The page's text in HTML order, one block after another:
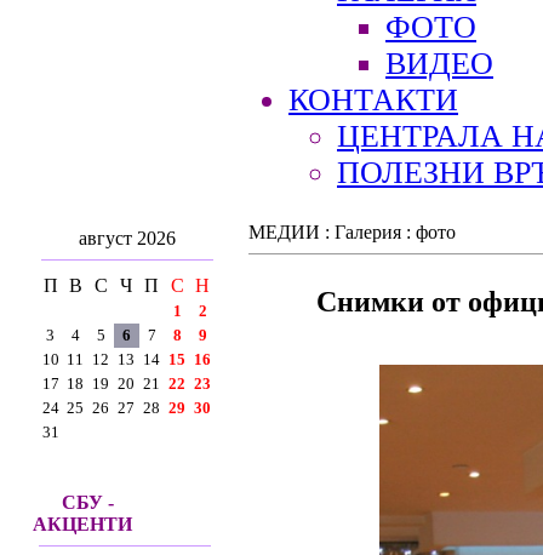
ФОТО
ВИДЕО
КОНТАКТИ
ЦЕНТРАЛА
ПОЛЕЗНИ
август 2026
П В С Ч П С Н
1
2
3
4 5 6 7 8
9
10 11 12 13 14 15 16
17 18 19 20 21 22 23
24 25 26 27 28 29 30
31
СБУ -
АКЦЕНТИ
МЕДИИ : Галерия : фото
Снимки от